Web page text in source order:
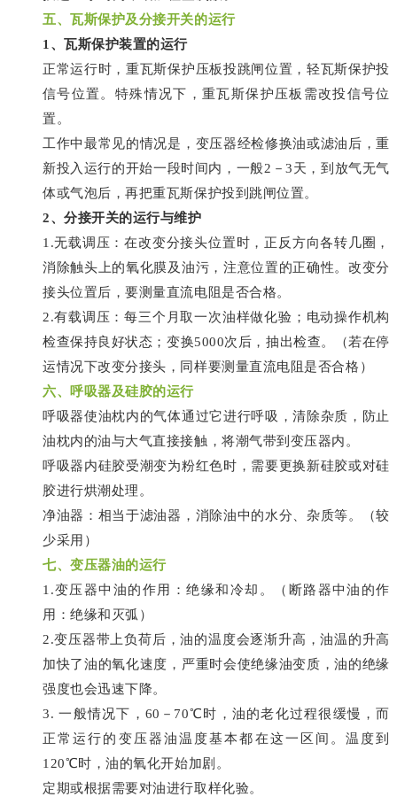
五、瓦斯保护及分接开关的运行
1、瓦斯保护装置的运行
正常运行时，重瓦斯保护压板投跳闸位置，轻瓦斯保护投
信号位置。特殊情况下，重瓦斯保护压板需改投信号位
置。
工作中最常见的情况是，变压器经检修换油或滤油后，重
新投入运行的开始一段时间内，一般2－3天，到放气无气
体或气泡后，再把重瓦斯保护投到跳闸位置。
2、分接开关的运行与维护
1.无载调压：在改变分接头位置时，正反方向各转几圈，
消除触头上的氧化膜及油污，注意位置的正确性。改变分
接头位置后，要测量直流电阻是否合格。
2.有载调压：每三个月取一次油样做化验；电动操作机构
检查保持良好状态；变换5000次后，抽出检查。（若在停
运情况下改变分接头，同样要测量直流电阻是否合格）
六、
呼吸器及硅胶的运行
呼吸器使油枕内的气体通过它进行呼吸，清除杂质，防止
油枕内的油与大气直接接触，将潮气带到变压器内。
呼吸器内硅胶受潮变为粉红色时，需要更换新硅胶或对硅
胶进行烘潮处理。
净油器：相当于滤油器，消除油中的水分、杂质等。（较
少采用）
七、变压器油的运行
1.变压器中油的作用：绝缘和冷却。（断路器中油的作
用：绝缘和灭弧）
2.变压器带上负荷后，油的温度会逐渐升高，油温的升高
加快了油的氧化速度，严重时会使绝缘油变质，油的绝缘
强度也会迅速下降。
3. 一般情况下，60－70℃时，油的老化过程很缓慢，而
正常运行的变压器油温度基本都在这一区间。温度到
120℃时，油的氧化开始加剧。
定期或根据需要对油进行取样化验。